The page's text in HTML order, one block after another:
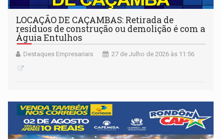
LOCAÇÃO DE CAÇAMBAS: Retirada de
resíduos de construção ou demolição é com a
Águia Entulhos
Destaques Empresariais 27 de Julho de 2026 às 11:56